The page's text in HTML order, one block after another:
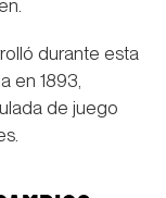
durante esta
en 1893,
de juego